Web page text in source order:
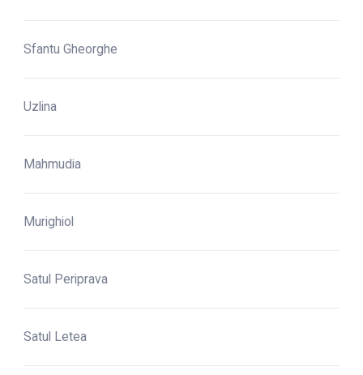
Sfantu Gheorghe
Uzlina
Mahmudia
Murighiol
Satul Periprava
Satul Letea